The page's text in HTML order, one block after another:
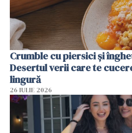
Crumble cu piersici și
Desertul verii care te
lingură
26 IULIE 2026